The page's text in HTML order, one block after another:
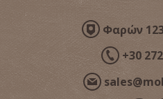
Σπήλαιο Διρού
messinia.mobi::Κορυφαίοι προορισμοί
Φαρών
+30